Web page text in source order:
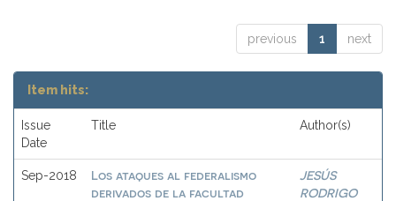
previous 1 next
Item hits:
Issue
Date
Title Author(s)
Sep-2018
Los ataques al federalismo
derivados de la facultad
JESÚS
RODRIGO